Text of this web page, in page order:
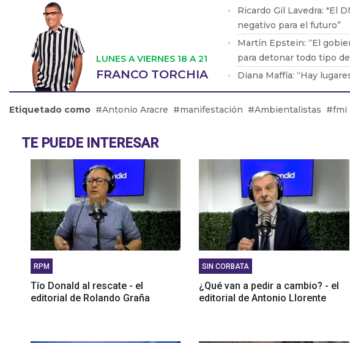
LUNES A VIERNES 18 A 21
FRANCO TORCHIA
Ricardo Gil Lavedra: "El
negativo para el futuro”
Martín Epstein: “El
para detonar todo tipo
Diana Maffía: “Hay
no ha llegado”
Walter Córdoba:
Etiquetado como Antonio Aracre manifestación Ambientalistas fmi
TE PUEDE INTERESAR
RPM
Tío Donald al rescate - el
editorial de Rolando Graña
SIN CORBATA
¿Qué van a pedir a cambio? - el
editorial de Antonio Llorente